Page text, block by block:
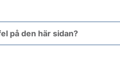
på den här sidan?